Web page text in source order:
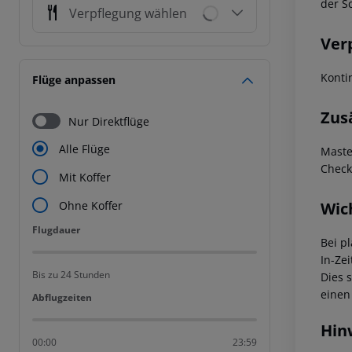
Verpflegung wählen
Flüge anpassen
Nur Direktflüge
Alle Flüge
Mit Koffer
Ohne Koffer
Flugdauer
Flugdauer
Bis zu 24 Stunden
Abflugzeiten
Abflugzeiten
00:00 23:59
der
Bei
In-
Dies